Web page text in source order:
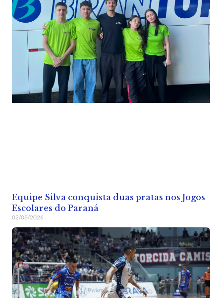
Equipe Silva conquista duas pratas nos Jogos
Escolares do Paraná
02/08/2026